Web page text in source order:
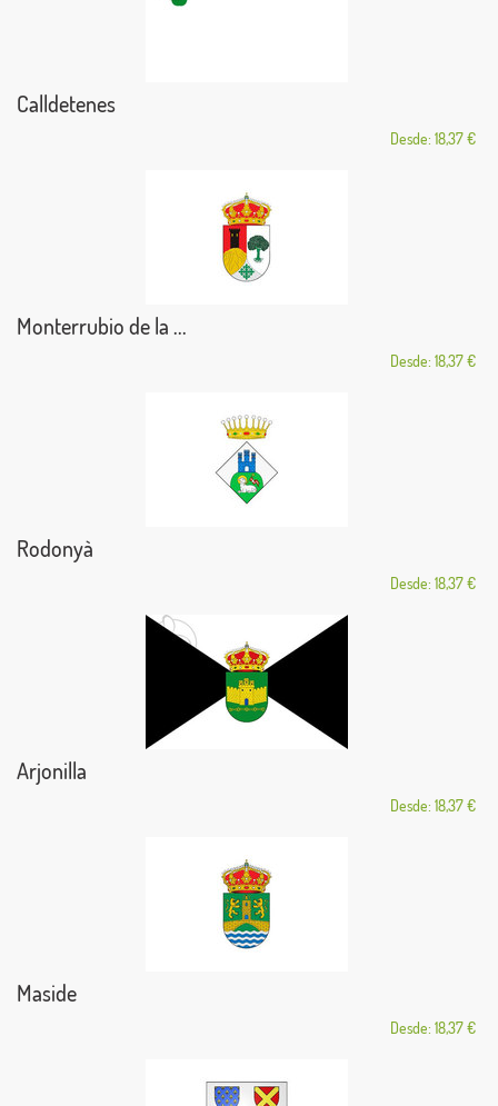
Calldetenes
Desde: 18,37 €
Monterrubio de la ...
Desde: 18,37 €
Rodonyà
Desde: 18,37 €
Arjonilla
Desde: 18,37 €
Maside
Desde: 18,37 €